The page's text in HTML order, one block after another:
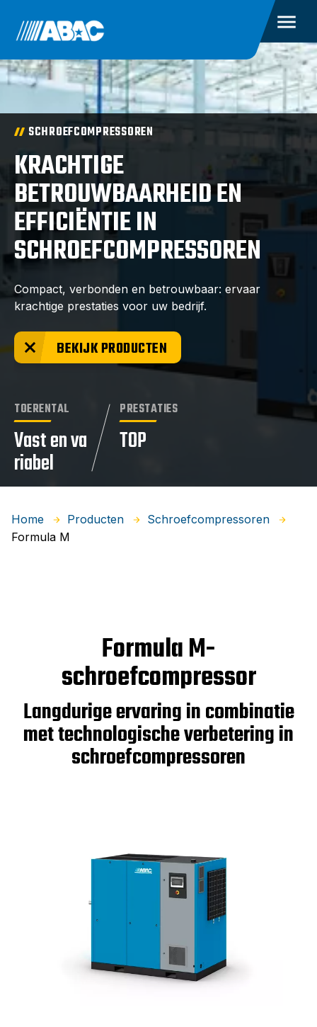
SCHROEFCOMPRESSOREN
KRACHTIGE
BETROUWBAARHEID EN
EFFICIËNTIE IN
SCHROEFCOMPRESSOREN
Compact, verbonden en betrouwbaar: ervaar
krachtige prestaties voor uw bedrijf.
BEKIJK PRODUCTEN
TOERENTAL
Vast en va
riabel
PRESTATIES
TOP
Home Producten
Schroefcompressoren
Formula M
Formula M-
schroefcompressor
Langdurige ervaring in combinatie
met technologische verbetering in
schroefcompressoren